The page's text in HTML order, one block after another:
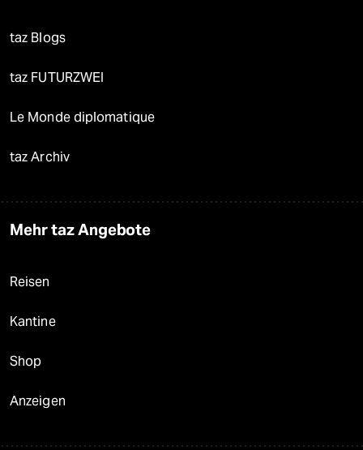
taz Blogs
taz FUTURZWEI
Le Monde diplomatique
taz Archiv
Mehr taz Angebote
Reisen
Kantine
Shop
Anzeigen